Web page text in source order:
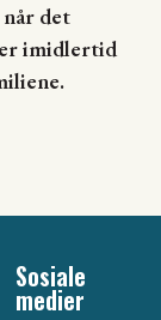
det
imidlertid
Sosiale
medier